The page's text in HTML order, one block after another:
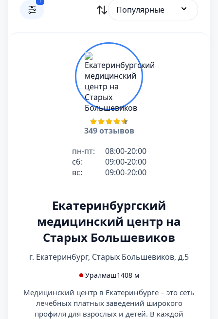
Популярные
349 отзывов
пн-пт:
08:00-20:00
сб:
09:00-20:00
вс:
09:00-20:00
Екатеринбургский
медицинский центр на
Старых Большевиков
г. Екатеринбург, Старых Большевиков, д.5
Уралмаш1408 м
Медицинский центр в Екатеринбурге – это сеть
лечебных платных заведений широкого
профиля для взрослых и детей. В каждой